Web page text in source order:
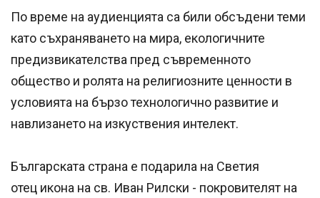
По време на аудиенцията са били обсъдени теми
като съхраняването на мира, екологичните
предизвикателства пред съвременното
общество и ролята на религиозните ценности в
условията на бързо технологично развитие и
навлизането на изкуствения интелект.
Българската страна е подарила на Светия
отец икона на св. Иван Рилски - покровителят на